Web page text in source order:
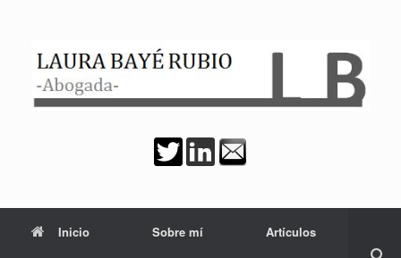
Inicio Sobre mí Artículos